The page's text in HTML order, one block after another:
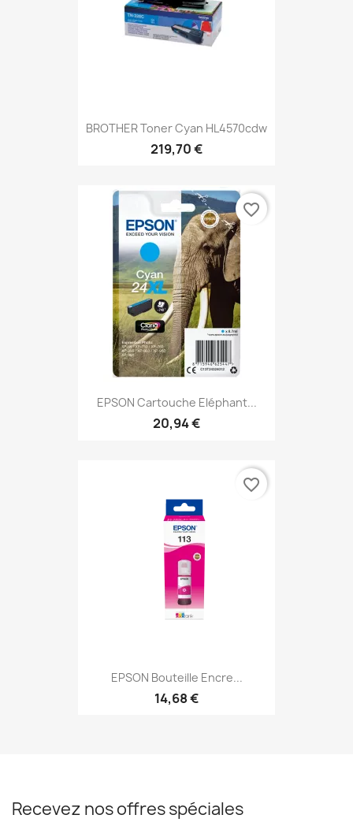
BROTHER Toner Cyan HL4570cdw
219,70 €
EPSON Cartouche Eléphant...
20,94 €
favorite_border
EPSON Bouteille Encre...
14,68 €
favorite_border
Recevez nos offres spéciales